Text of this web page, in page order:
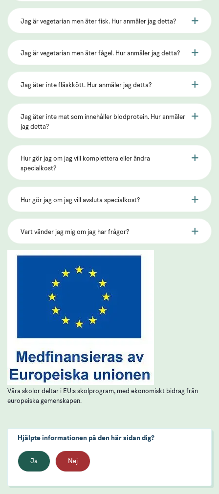
Jag är vegetarian men äter fisk. Hur anmäler jag detta?
Jag är vegetarian men äter fågel. Hur anmäler jag detta?
Jag äter inte fläskkött. Hur anmäler jag detta?
Jag äter inte mat som innehåller blodprotein. Hur anmäler
jag detta?
Hur gör jag om jag vill komplettera eller ändra
specialkost?
Hur gör jag om jag vill avsluta specialkost?
Vart vänder jag mig om jag har frågor?
Våra skolor deltar i EU:s skolprogram, med ekonomiskt bidrag från
europeiska gemenskapen.
Hjälpte informationen på den här sidan dig?
Ja Nej